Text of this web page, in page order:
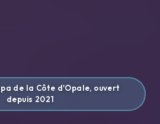
de la Côte d'Opale, ouvert
depuis 2021